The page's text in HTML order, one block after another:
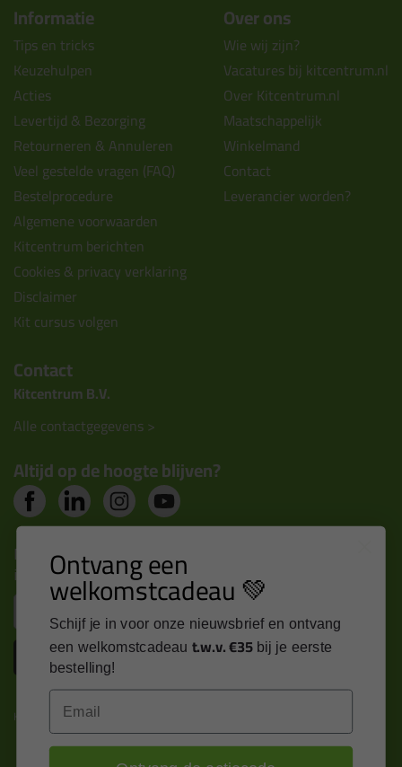
Informatie
Tips en tricks
Keuzehulpen
Acties
Levertijd & Bezorging
Retourneren & Annuleren
Veel gestelde vragen (FAQ)
Bestelprocedure
Algemene voorwaarden
Kitcentrum berichten
Cookies & privacy verklaring
Disclaimer
Kit cursus volgen
Over ons
Wie wij zijn?
Vacatures bij kitcentrum.nl
Over Kitcentrum.nl
Maatschappelijk
Winkelmand
Contact
Leverancier worden?
Contact
Kitcentrum B.V.
Alle contactgegevens >
Altijd op de hoogte blijven?
Nieuws, tips en exclusieve deals rechtstreeks in je
inbox
Inschrijven
Kitcentrum is trots op:
Ontvang een
welkomstcadeau 💚
Schijf je in voor onze nieuwsbrief en ontvang
een welkomstcadeau t.w.v. €35 bij je eerste
bestelling!
Email